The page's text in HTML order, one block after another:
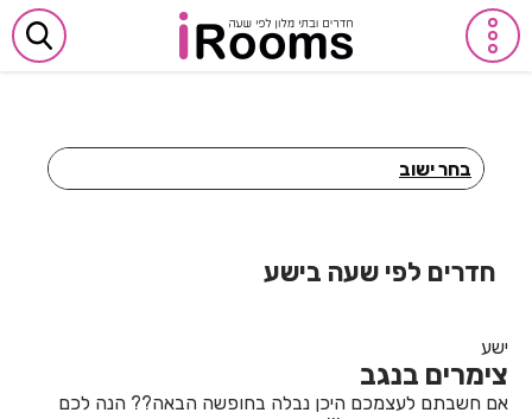
בחר ישוב
חדרים לפי שעה באבן יהודה
חדרים לפי שעה באומץ
חדרים לפי שעה בישע
ישע
צימרים בנגב
אם חשבתם לעצמכם היכן נבלה בחופשה הבאה?? הנה לכם